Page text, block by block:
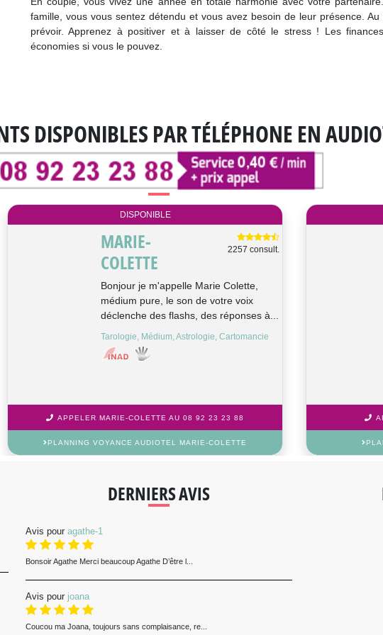
famille, vous vous sentez détendu et vous avez besoin de leur présence.
prévoir. Apprenez à positiver et à laisser de côté le stress ! Les
économies si vous le pouvez.
DISPONIBLES PAR TÉLÉPHONE EN
DISPONIBLE
SARAH 2862 consult.
Bonjour, je suis Sarah, médium,
cartomancienne. Mes dons de
clairaudience et clairvoyance viennent
de ma grand-...
Médium, Cartomancie, Clairaudience
APPELER SARAH AU 08 92 23 23 88
PLANNING VOYANCE AUDIOTEL SARAH
DERNIERS AVIS
Avis pour agathe-1
Bonsoir Agathe Merci beaucoup Agathe D’être l...
Avis pour joana
Coucou ma Joana, toujours sans complaisance, re...